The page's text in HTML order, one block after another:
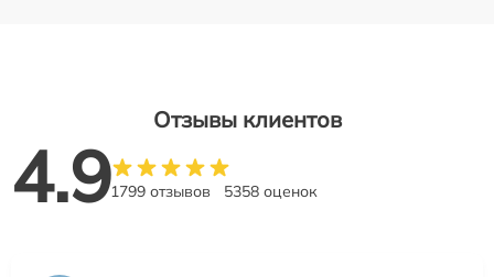
Отзывы клиентов
4.91799 отзывов 5358 оценок